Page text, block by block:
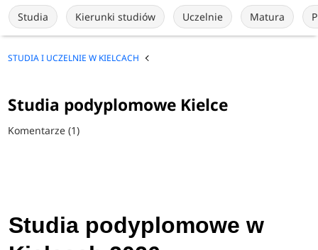
Studia Kierunki studiów Uczelnie Matura
STUDIA I UCZELNIE W KIELCACH
Studia podyplomowe Kielce
Komentarze (1)
Studia podyplomowe w